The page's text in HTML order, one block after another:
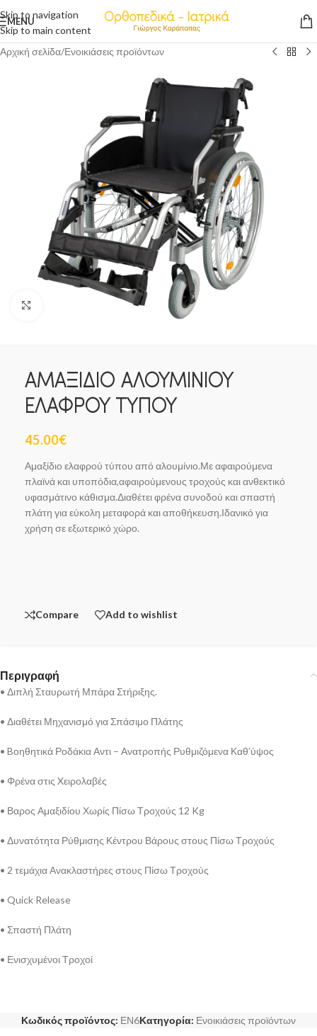
Skip to navigation
Skip to main content
MENU
Αρχική σελίδα/Ενοικιάσεις προϊόντων
ΑΜΑΞΙΔΙΟ ΑΛΟΥΜΙΝΙΟΥ
ΕΛΑΦΡΟΥ ΤΥΠΟΥ
45.00€
Αμαξίδιο ελαφρού τύπου από αλουμίνιο.Με αφαιρούμενα
πλαϊνά και υποπόδια,αφαιρούμενους τροχούς και ανθεκτικό
υφασμάτινο κάθισμα.Διαθέτει φρένα συνοδού και σπαστή
πλάτη για εύκολη μεταφορά και αποθήκευση.Ιδανικό για
χρήση σε εξωτερικό χώρο.
Compare Add to wishlist
Περιγραφή
• Διπλή Σταυρωτή Μπάρα Στήριξης.
• Διαθέτει Μηχανισμό για Σπάσιμο Πλάτης
• Bοηθητικά Ροδάκια Αντι – Ανατροπής Ρυθμιζόμενα Καθ’ύψος
• Φρένα στις Xειρολαβές
• Βαρος Αμαξιδίου Χωρίς Πίσω Τροχούς 12 Kg
• Δυνατότητα Ρύθμισης Κέντρου Βάρους στους Πίσω Τροχούς
• 2 τεμάχια Ανακλαστήρες στους Πίσω Τροχούς
• Quick Release
• Σπαστή Πλάτη
• Ενισχυμένοι Τροχοί
Κωδικός προϊόντος: ΕΝ6Κατηγορία: Ενοικιάσεις προϊόντων